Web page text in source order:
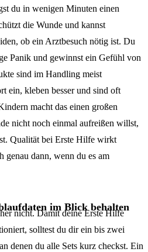
du in wenigen Minuten einen
die Wunde und kannst
ob ein Arztbesuch nötig ist. Du
Panik und gewinnst ein Gefühl von
sind im Handling meist
ein, kleben besser und sind oft
macht das einen großen
nicht noch einmal aufreißen willst,
Qualität bei Erste Hilfe wirkt
genau dann, wenn du es am
im Blick behalten
nicht. Damit deine Erste Hilfe
solltest du dir ein bis zwei
denen du alle Sets kurz checkst. Ein